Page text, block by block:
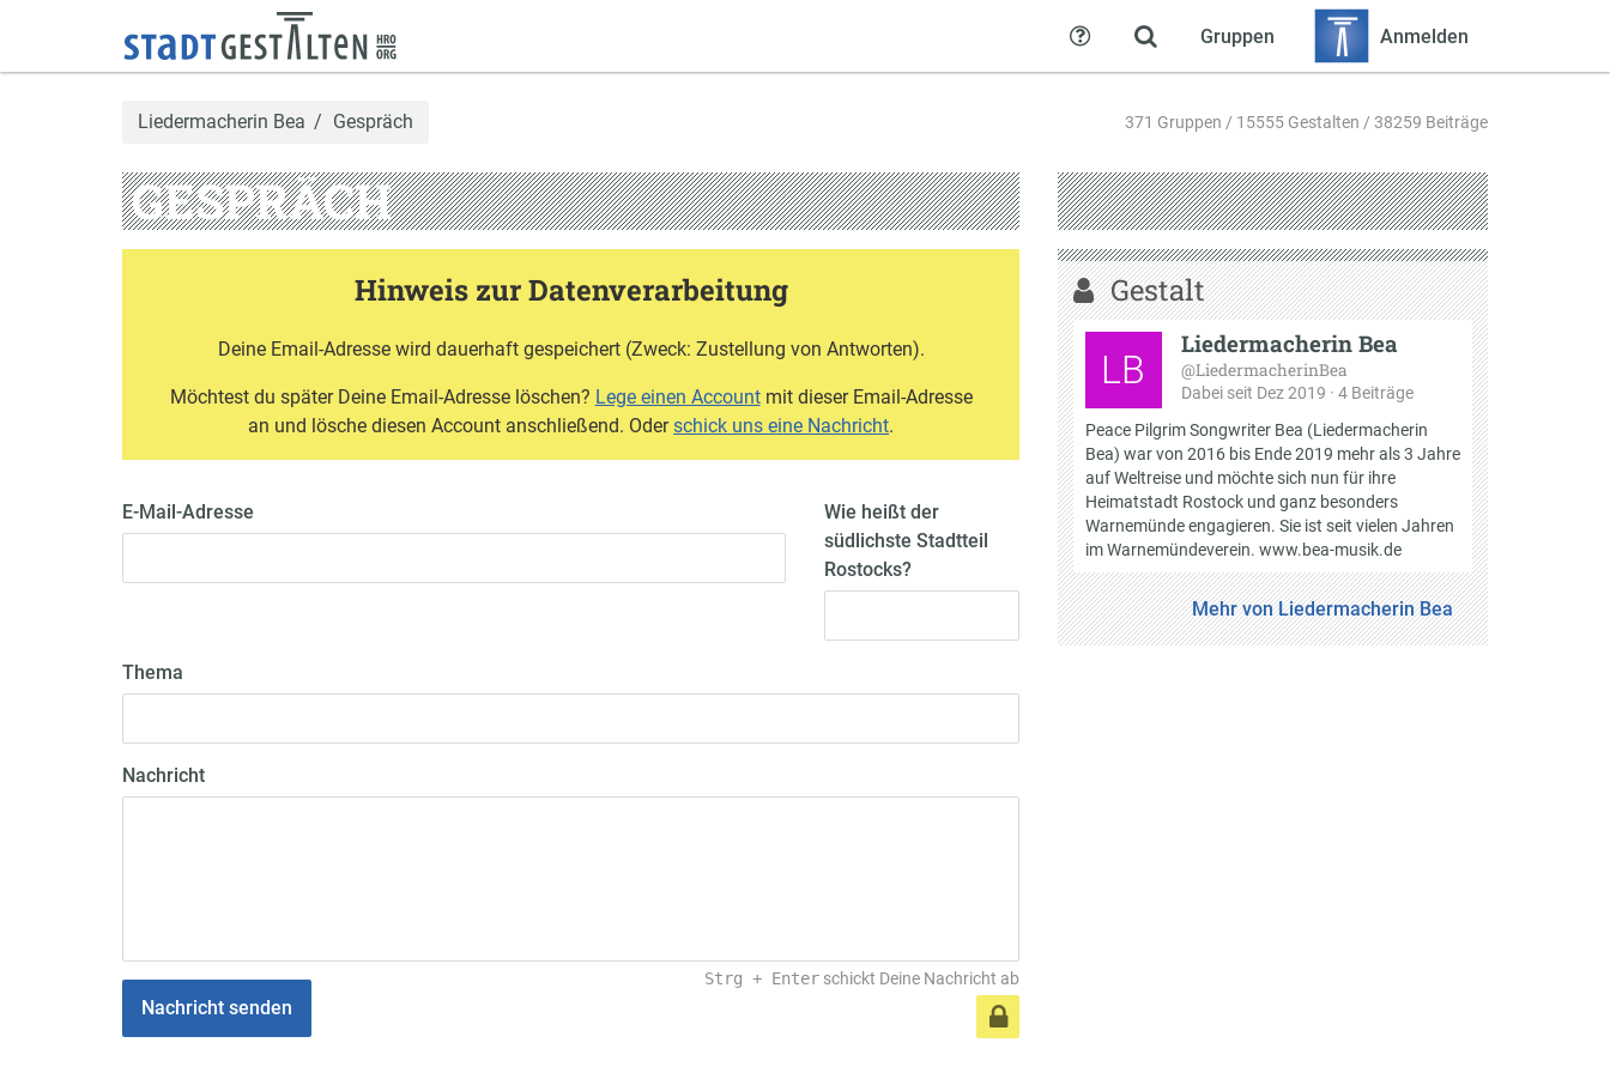
Gruppen Anmelden
Hilfe
Liedermacherin Bea Gespräch 371 Gruppen / 15555 Gestalten / 38259 Beiträge
GESPRÄCH
Hinweis zur Datenverarbeitung
Deine Email-Adresse wird dauerhaft gespeichert (Zweck: Zustellung von Antworten).
Möchtest du später Deine Email-Adresse löschen? Lege einen Accountmit dieser Email-Adresse
an und lösche diesen Account anschließend. Oderschick uns eine Nachricht.
E-Mail-Adresse
Wie heißt der
südlichste Stadtteil
Rostocks?
Thema
Nachricht
Strg + Enter schickt Deine Nachricht ab
Nachricht senden
Gestalt
LB
Liedermacherin Bea
@LiedermacherinBea
Dabei seit Dez 2019 · 4 Beiträge
Peace Pilgrim Songwriter Bea (Liedermacherin
Bea) war von 2016 bis Ende 2019 mehr als 3 Jahre
auf Weltreise und möchte sich nun für ihre
Heimatstadt Rostock und ganz besonders
Warnemünde engagieren. Sie ist seit vielen Jahren
im Warnemündeverein. www.bea-musik.de
Mehr von Liedermacherin Bea